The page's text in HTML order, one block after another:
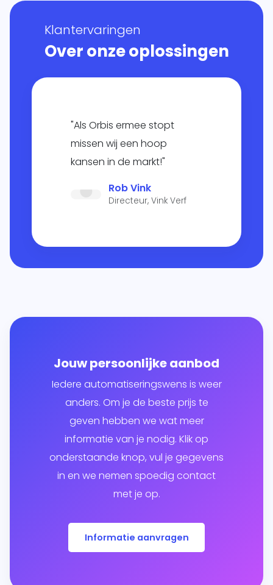
Klantervaringen
Over onze oplossingen
"Als Orbis ermee stopt
missen wij een hoop
kansen in de markt!"
Rob Vink
Directeur, Vink Verf
Jouw persoonlijke aanbod
Iedere automatiseringswens is weer
anders. Om je de beste prijs te
geven hebben we wat meer
informatie van je nodig. Klik op
onderstaande knop, vul je gegevens
in en we nemen spoedig contact
met je op.
Informatie aanvragen